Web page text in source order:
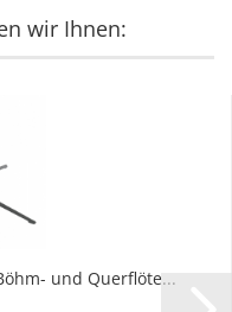
wir Ihnen:
und Querflöte...